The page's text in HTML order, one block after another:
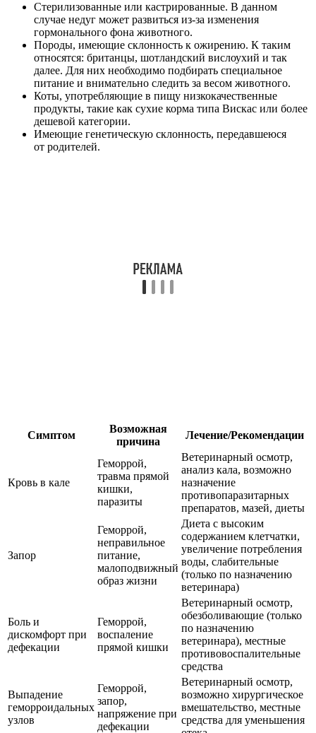
Стерилизованные или кастрированные. В данном
случае недуг может развиться из-за изменения
гормонального фона животного.
Породы, имеющие склонность к ожирению. К таким
относятся: британцы, шотландский вислоухий и так
далее. Для них необходимо подбирать специальное
питание и внимательно следить за весом животного.
Коты, употребляющие в пищу низкокачественные
продукты, такие как сухие корма типа Вискас или более
дешевой категории.
Имеющие генетическую склонность, передавшеюся
от родителей.
Симптом
Возможная
причина
Лечение/Рекомендации
Кровь в кале
Геморрой,
травма прямой
кишки,
паразиты
Ветеринарный осмотр,
анализ кала, возможно
назначение
противопаразитарных
препаратов, мазей, диеты
Запор
Геморрой,
неправильное
питание,
малоподвижный
образ жизни
Диета с высоким
содержанием клетчатки,
увеличение потребления
воды, слабительные
(только по назначению
ветеринара)
Боль и
дискомфорт при
дефекации
Геморрой,
воспаление
прямой кишки
Ветеринарный осмотр,
обезболивающие (только
по назначению
ветеринара), местные
противовоспалительные
средства
Выпадение
геморроидальных
узлов
Геморрой,
запор,
напряжение при
дефекации
Ветеринарный осмотр,
возможно хирургическое
вмешательство, местные
средства для уменьшения